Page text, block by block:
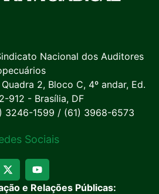
Nacional dos Auditores
2, Bloco C, 4º andar, Ed.
912 - Brasília, DF
3246-1599 / (61) 3968-6573
Sociais
e Relações Públicas: